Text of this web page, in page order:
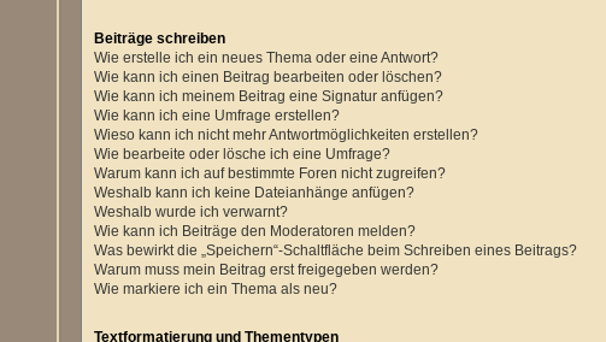
Beiträge schreiben
Wie erstelle ich ein neues Thema oder eine Antwort?
Wie kann ich einen Beitrag bearbeiten oder löschen?
Wie kann ich meinem Beitrag eine Signatur anfügen?
Wie kann ich eine Umfrage erstellen?
Wieso kann ich nicht mehr Antwortmöglichkeiten erstellen?
Wie bearbeite oder lösche ich eine Umfrage?
Warum kann ich auf bestimmte Foren nicht zugreifen?
Weshalb kann ich keine Dateianhänge anfügen?
Weshalb wurde ich verwarnt?
Wie kann ich Beiträge den Moderatoren melden?
Was bewirkt die „Speichern“-Schaltfläche beim Schreiben eines Beitrags?
Warum muss mein Beitrag erst freigegeben werden?
Wie markiere ich ein Thema als neu?
Textformatierung und Thementypen